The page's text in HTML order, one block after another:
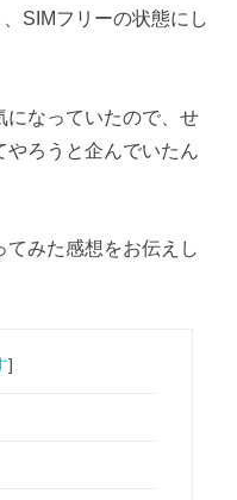
SIMフリーの状態にし
になっていたので、せ
やろうと企んでいたん
てみた感想をお伝えし
]